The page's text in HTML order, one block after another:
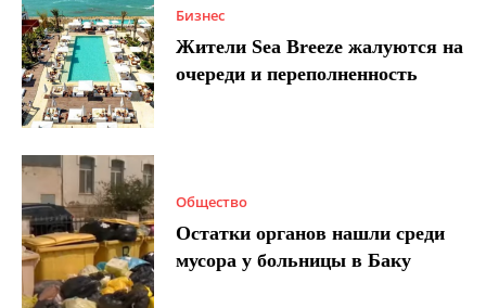
Бизнес
Жители Sea Breeze жалуются на
очереди и переполненность
Общество
Остатки органов нашли среди
мусора у больницы в Баку